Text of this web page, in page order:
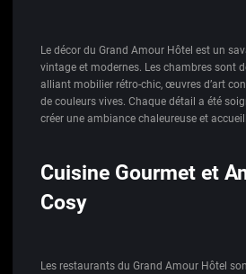
Le décor du Grand Amour Hôtel est un
vintage et modernes. Les chambres sont
alliant mobilier rétro-chic, œuvres d’art
de couleurs vives. Chaque détail a été
créer une ambiance chaleureuse et
Cuisine Gourmet et
Cosy
Les restaurants du Grand Amour Hôtel